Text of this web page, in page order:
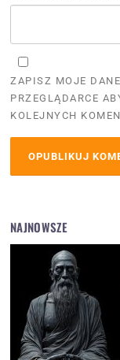
ZAPISZ MOJE
PRZEGLĄDARCE
KOLEJNYCH
NAJNOWSZE